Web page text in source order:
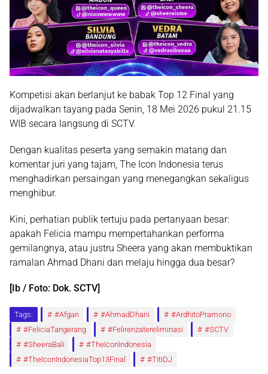
Kompetisi akan berlanjut ke babak Top 12 Final yang
dijadwalkan tayang pada Senin, 18 Mei 2026 pukul 21.15
WIB secara langsung di SCTV.
Dengan kualitas peserta yang semakin matang dan
komentar juri yang tajam, The Icon Indonesia terus
menghadirkan persaingan yang menegangkan sekaligus
menghibur.
Kini, perhatian publik tertuju pada pertanyaan besar:
apakah Felicia mampu mempertahankan performa
gemilangnya, atau justru Sheera yang akan membuktikan
ramalan Ahmad Dhani dan melaju hingga dua besar?
[Ib / Foto: Dok. SCTV]
Tags: #Afgan #AhmadDhani
#ArdhitoPramono
#FeliciaTangerang
#Felirenzatereliminasi
#SCTV
#SheeraBali
#TheIconIndonesia
#TheIconIndonesiaTop13Final
#TitiDJ